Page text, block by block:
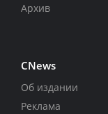
Архив
CNews
Об издании
Реклама